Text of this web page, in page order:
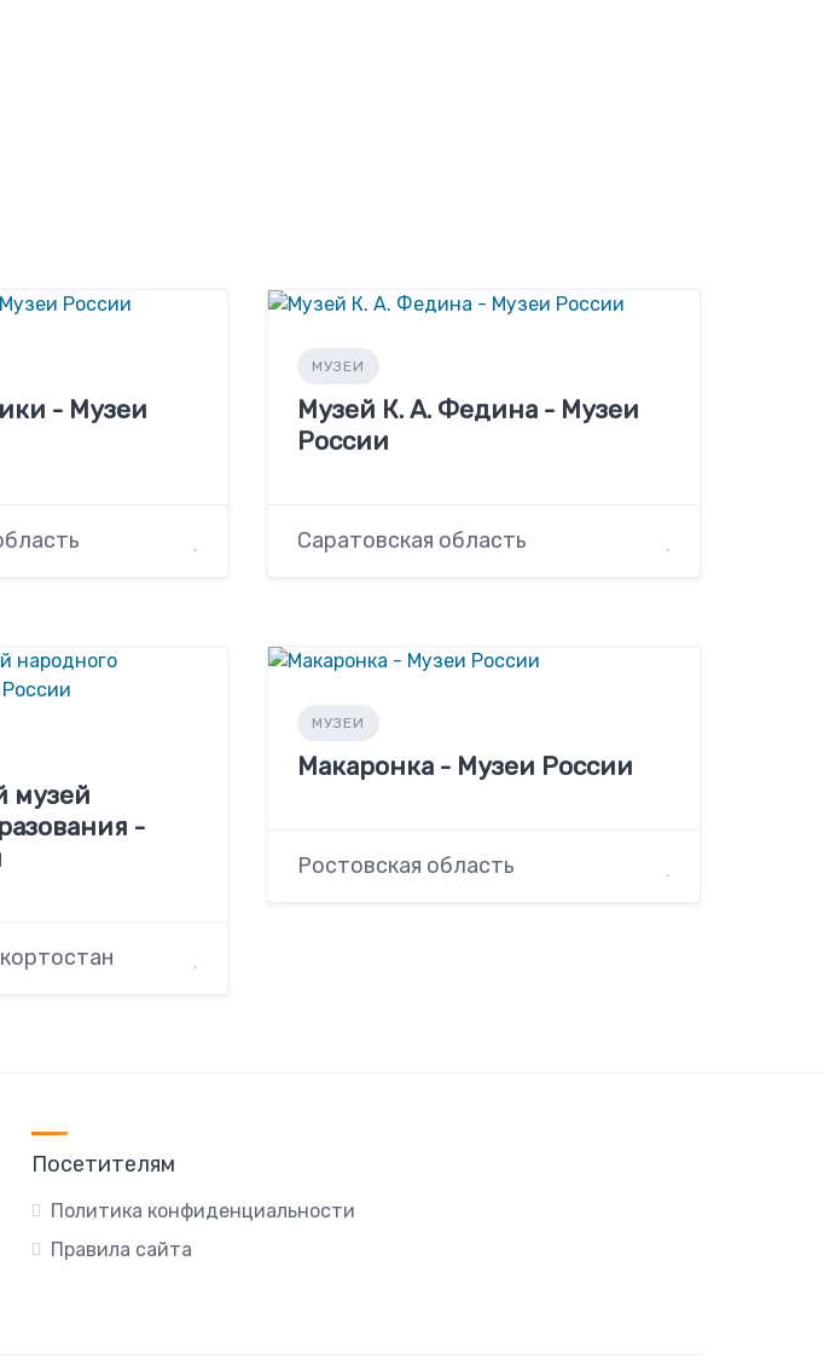
- Музеи
МУЗЕИ
Музей К. А. Федина - Музеи
России
Саратовская область
музей
-
МУЗЕИ
Макаронка - Музеи России
Ростовская область
Посетителям
Политика конфиденциальности
Правила сайта